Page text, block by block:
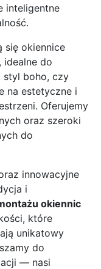
inteligentne
się okiennice
idealne do
styl boho, czy
na estetyczne i
Oferujemy
oraz szeroki
do
innowacyjne
i
okiennic
które
unikatowy
do
— nasi